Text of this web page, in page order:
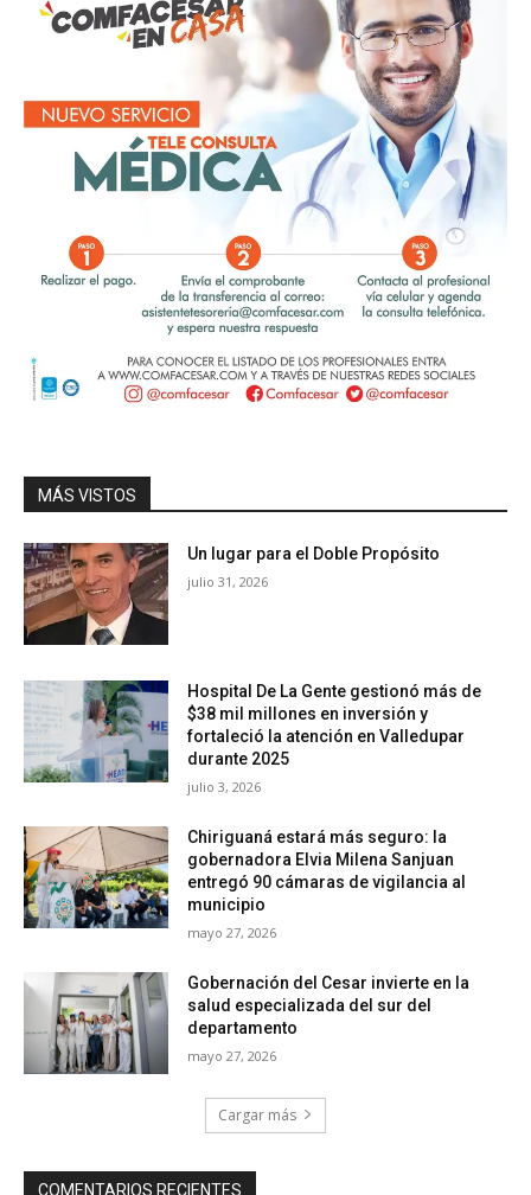
MÁS VISTOS
Un lugar para el Doble Propósito
julio 31, 2026
Hospital De La Gente gestionó más de
$38 mil millones en inversión y
fortaleció la atención en Valledupar
durante 2025
julio 3, 2026
Chiriguaná estará más seguro: la
gobernadora Elvia Milena Sanjuan
entregó 90 cámaras de vigilancia al
municipio
mayo 27, 2026
Gobernación del Cesar invierte en la
salud especializada del sur del
departamento
mayo 27, 2026
Cargar más
COMENTARIOS RECIENTES